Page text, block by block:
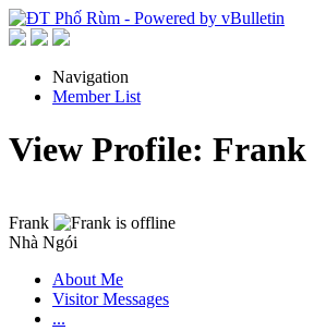
Navigation
Member List
View Profile: Frank
Frank
Nhà Ngói
About Me
Visitor Messages
...